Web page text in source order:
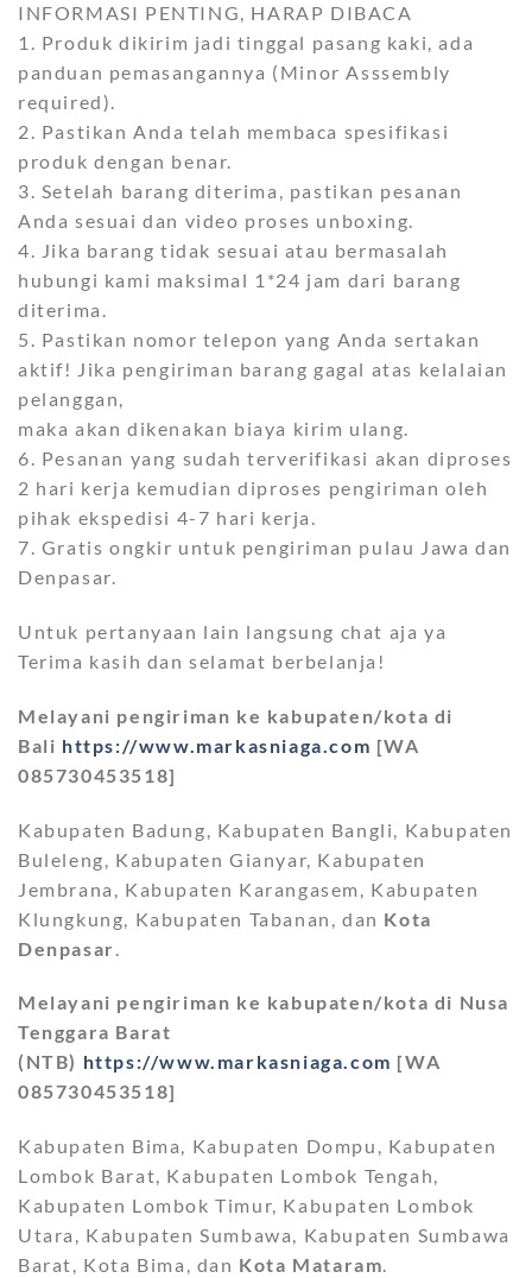
INFORMASI PENTING, HARAP DIBACA
1. Produk dikirim jadi tinggal pasang kaki, ada
panduan pemasangannya (Minor Asssembly
required).
2. Pastikan Anda telah membaca spesifikasi
produk dengan benar.
3. Setelah barang diterima, pastikan pesanan
Anda sesuai dan video proses unboxing.
4. Jika barang tidak sesuai atau bermasalah
hubungi kami maksimal 1*24 jam dari barang
diterima.
5. Pastikan nomor telepon yang Anda sertakan
aktif! Jika pengiriman barang gagal atas kelalaian
pelanggan,
maka akan dikenakan biaya kirim ulang.
6. Pesanan yang sudah terverifikasi akan diproses
2 hari kerja kemudian diproses pengiriman oleh
pihak ekspedisi 4-7 hari kerja.
7. Gratis ongkir untuk pengiriman pulau Jawa dan
Denpasar.
Untuk pertanyaan lain langsung chat aja ya
Terima kasih dan selamat berbelanja!
Melayani pengiriman ke kabupaten/kota di
Bali https://www.markasniaga.com [WA
085730453518]
Kabupaten Badung, Kabupaten Bangli, Kabupaten
Buleleng, Kabupaten Gianyar, Kabupaten
Jembrana, Kabupaten Karangasem, Kabupaten
Klungkung, Kabupaten Tabanan, dan Kota
Denpasar
Melayani pengiriman ke kabupaten/kota di Nusa
Tenggara Barat
(NTB) https://www.markasniaga.com [WA
085730453518]
Kabupaten Bima, Kabupaten Dompu, Kabupaten
Lombok Barat, Kabupaten Lombok Tengah,
Kabupaten Lombok Timur, Kabupaten Lombok
Utara, Kabupaten Sumbawa, Kabupaten Sumbawa
Barat, Kota Bima, dan Kota Mataram.